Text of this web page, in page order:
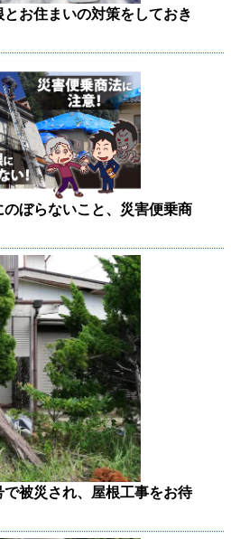
お住まいの対策をしておき
ぼらないこと、災害便乗商
で被災され、屋根工事をお待